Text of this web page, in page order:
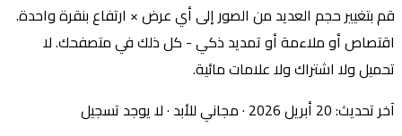
قم بتغيير حجم العديد من الصور إلى أي عرض × ارتفاع بنقرة واحدة.
اقتصاص أو ملاءمة أو تمديد ذكي - كل ذلك في متصفحك. لا
تحميل ولا اشتراك ولا علامات مائية.
آخر تحديث: 20 أبريل 2026
· مجاني للأبد · لا يوجد تسجيل